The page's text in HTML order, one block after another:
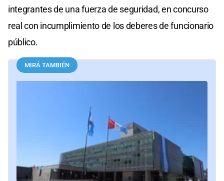
integrantes de una fuerza de seguridad, en concurso
real con incumplimiento de los deberes de funcionario
público.
MIRÁ TAMBIÉN